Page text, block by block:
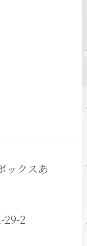
ックスあ
29-2